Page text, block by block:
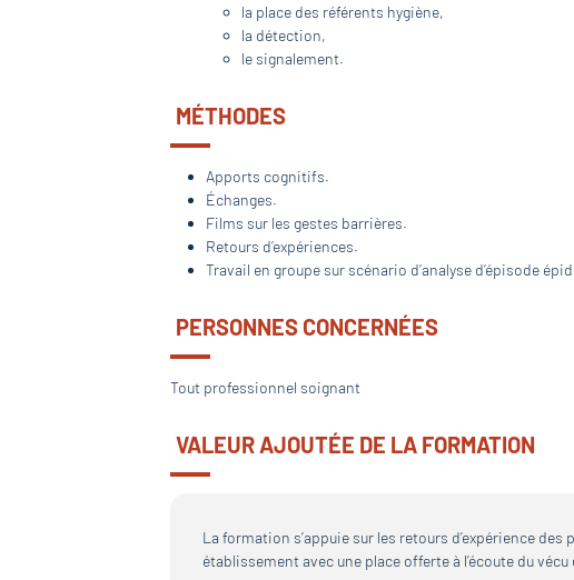
la place des référents hygiène,
la détection,
le signalement.
MÉTHODES
Apports cognitifs.
Échanges.
Films sur les gestes barrières.
Retours d’expériences.
Travail en groupe sur scénario d’analyse d’épisode
PERSONNES CONCERNÉES
Tout professionnel soignant
VALEUR AJOUTÉE DE LA FORMATION
La formation s’appuie sur les retours d’expérience
établissement avec une place offerte à l’écoute du vécu